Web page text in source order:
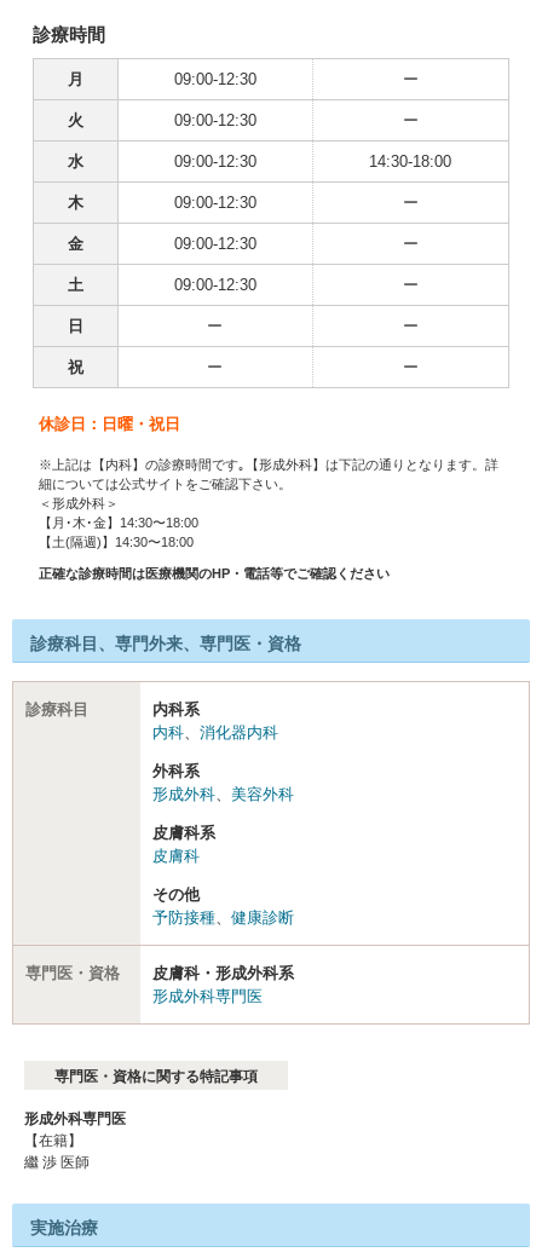
診療時間
月 09:00-12:30 ー
火 09:00-12:30 ー
水 09:00-12:30 14:30-18:00
木 09:00-12:30 ー
金 09:00-12:30 ー
土 09:00-12:30 ー
日 ー ー
祝 ー ー
休診日：日曜・祝日
※上記は【内科】の診療時間です｡【形成外科】は下記の通りとなります。詳
細については公式サイトをご確認下さい。
＜形成外科＞
【月･木･金】14:30〜18:00
【土(隔週)】14:30〜18:00
正確な診療時間は医療機関のHP・電話等でご確認ください
診療科目、専門外来、専門医・資格
診療科目
内科系
内科
消化器内科
外科系
形成外科
美容外科
皮膚科系
皮膚科
その他
予防接種
健康診断
専門医・資格
皮膚科・形成外科系
形成外科専門医
専門医・資格に関する特記事項
形成外科専門医
【在籍】
繼 渉 医師
実施治療